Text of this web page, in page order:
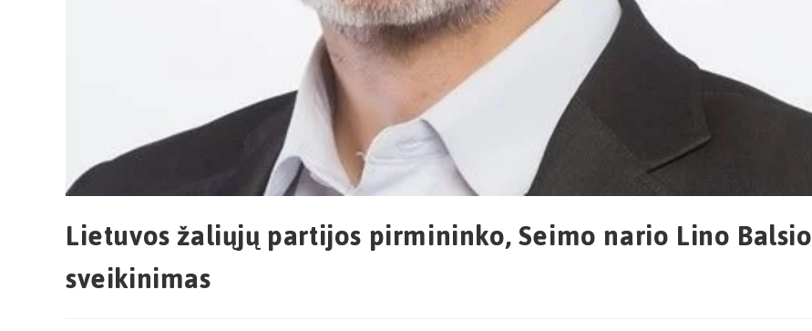
Lietuvos žaliųjų partijos pirmininko, Seimo nario Lino Balsio
sveikinimas